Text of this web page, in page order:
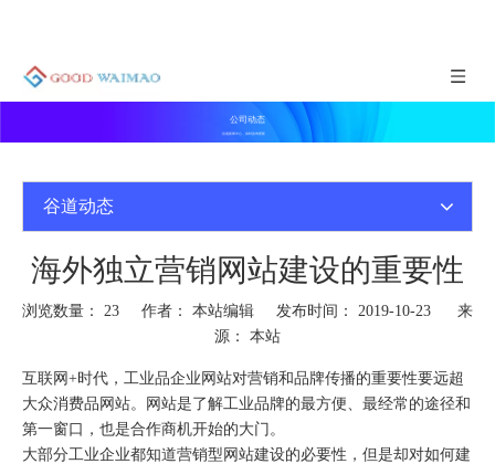
谷道新闻中心，实时咨询更新
公司动态
谷道动态
海外独立营销网站建设的重要性
浏览数量： 23 作者： 本站编辑 发布时间： 2019-10-23 来
源： 本站
互联网+时代，工业品企业网站对营销和品牌传播的重要性要远超
大众消费品网站。网站是了解工业品牌的最方便、最经常的途径和
第一窗口，也是合作商机开始的大门。
大部分工业企业都知道营销型网站建设的必要性，但是却对如何建